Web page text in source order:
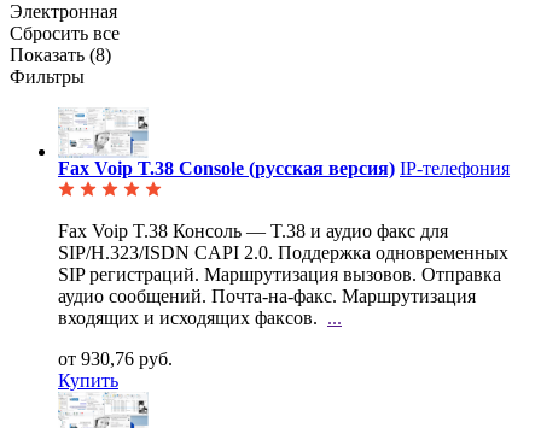
Электронная
Сбросить все
Показать (8)
Фильтры
Fax Voip T.38 Console (русская версия) IP-телефония
Fax Voip T.38 Консоль — T.38 и аудио факс для
SIP/H.323/ISDN CAPI 2.0. Поддержка одновременных
SIPрегистраций. Маршрутизация вызовов. Отправка
аудио сообщений. Почта-на-факс. Маршрутизация
входящих и исходящих факсов. ...
от 930,76 руб.
Купить